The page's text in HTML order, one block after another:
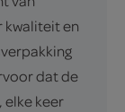
kwaliteit en
dat de
elke keer